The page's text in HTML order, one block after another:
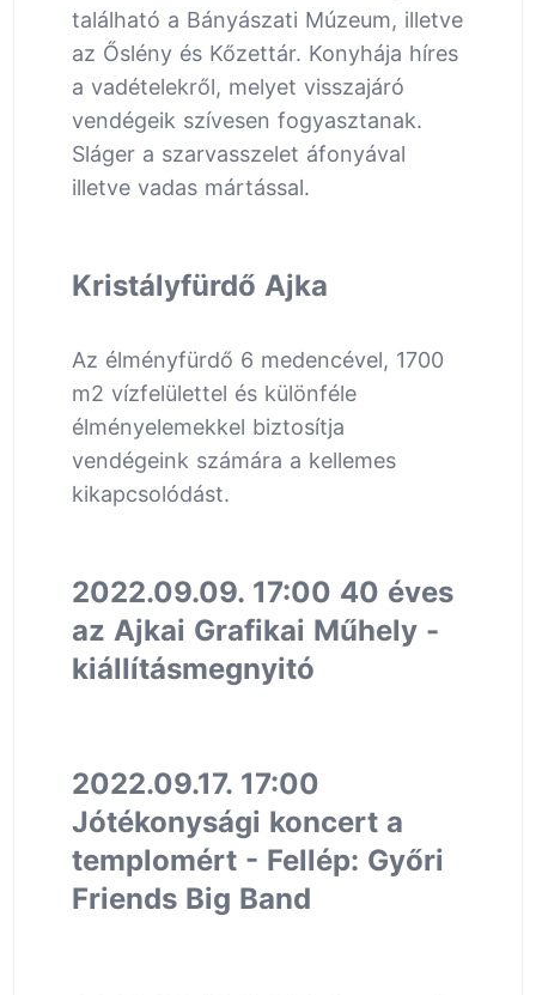
található a Bányászati Múzeum, illetve
az Őslény és Kőzettár. Konyhája híres
a vadételekről, melyet visszajáró
vendégeik szívesen fogyasztanak.
Sláger a szarvasszelet áfonyával
illetve vadas mártással.
Kristályfürdő Ajka
Az élményfürdő 6 medencével, 1700
m2 vízfelülettel és különféle
élményelemekkel biztosítja
vendégeink számára a kellemes
kikapcsolódást.
2022.09.09. 17:00 40 éves
az Ajkai Grafikai Műhely -
kiállításmegnyitó
2022.09.17. 17:00
Jótékonysági koncert a
templomért - Fellép: Győri
Friends Big Band